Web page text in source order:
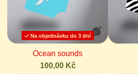
Na objednávku do 3 dní
Ocean sounds
100,00 Kč